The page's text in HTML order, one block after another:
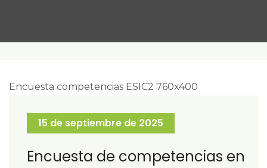
15 de septiembre de 2025
Encuesta de competencias en